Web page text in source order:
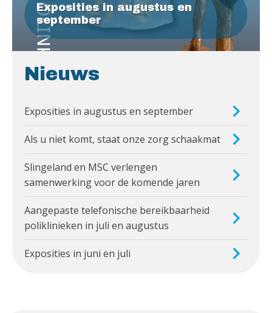
Exposities in augustus en
september
Nieuws
Exposities in augustus en september
Als u niet komt, staat onze zorg schaakmat
Slingeland en MSC verlengen
samenwerking voor de komende jaren
Aangepaste telefonische bereikbaarheid
poliklinieken in juli en augustus
Exposities in juni en juli